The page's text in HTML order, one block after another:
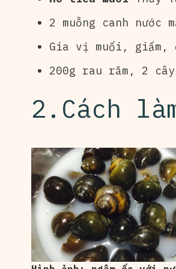
2 muỗng canh nước
Gia vị muối,
200g rau răm, 2
2.Cách